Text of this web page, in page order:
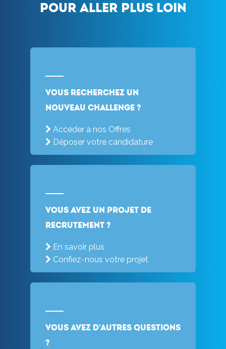
Pour aller plus loin
Vous recherchez un
nouveau challenge ?
Accéder à nos Offres
Déposer votre candidature
Vous avez un projet de
recrutement ?
En savoir plus
Confiez-nous votre projet
Vous avez d'autres questions
?